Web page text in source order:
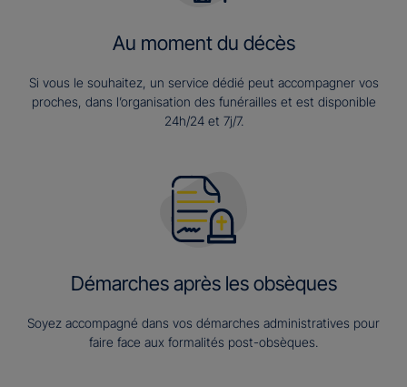
Au moment du décès
Si vous le souhaitez, un service dédié peut accompagner vos
proches, dans l’organisation des funérailles et est disponible
24h/24 et 7j/7.
Démarches après les obsèques
Soyez accompagné dans vos démarches administratives pour
faire face aux formalités post-obsèques.